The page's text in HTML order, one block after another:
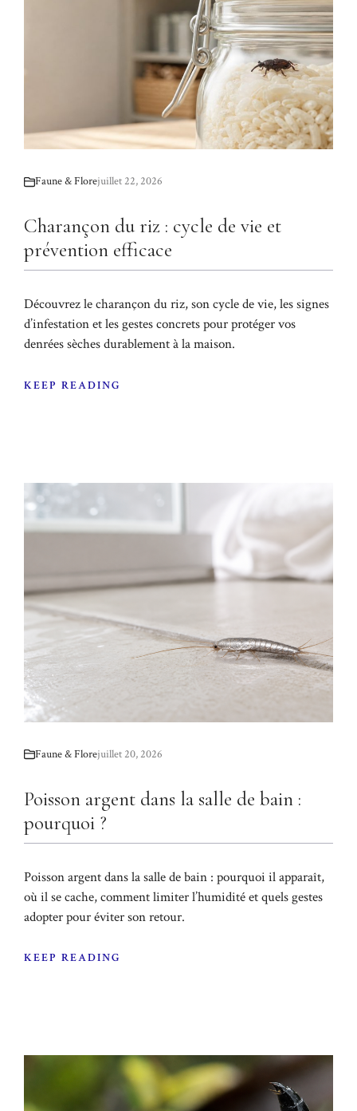
Faune & Florejuillet 22, 2026
Charançon du riz : cycle de vie et
prévention efficace
Découvrez le charançon du riz, son cycle de vie, les signes
d’infestation et les gestes concrets pour protéger vos
denrées sèches durablement à la maison.
KEEP READING
Faune & Florejuillet 20, 2026
Poisson argent dans la salle de bain :
pourquoi ?
Poisson argent dans la salle de bain : pourquoi il apparaît,
où il se cache, comment limiter l’humidité et quels gestes
adopter pour éviter son retour.
KEEP READING